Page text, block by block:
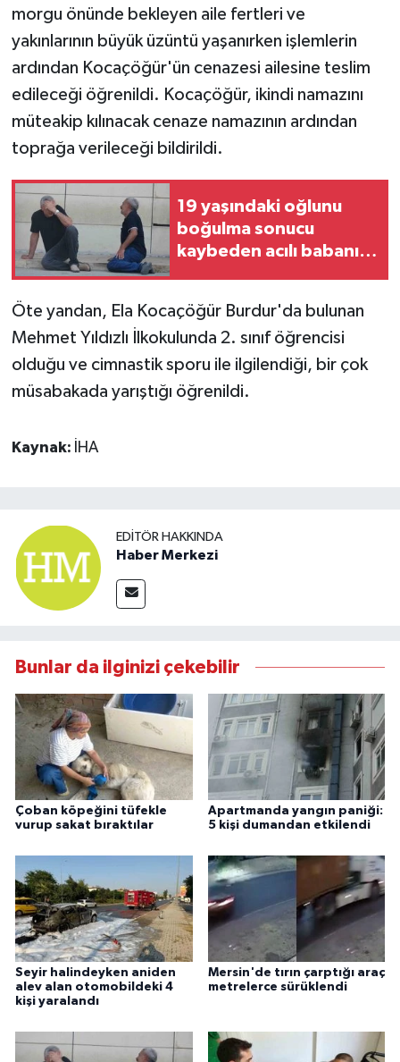
morgu önünde bekleyen aile fertleri ve
yakınlarının büyük üzüntü yaşanırken işlemlerin
ardından Kocaçöğür'ün cenazesi ailesine teslim
edileceği öğrenildi. Kocaçöğür, ikindi namazını
müteakip kılınacak cenaze namazının ardından
toprağa verileceği bildirildi.
19 yaşındaki oğlunu
boğulma sonucu
kaybeden acılı babanın
Öte yandan, Ela Kocaçöğür Burdur'da bulunan
Mehmet Yıldızlı İlkokulunda 2. sınıf öğrencisi
olduğu ve cimnastik sporu ile ilgilendiği, bir çok
müsabakada yarıştığı öğrenildi.
Kaynak: İHA
EDITÖR HAKKINDA
Haber Merkezi
Bunlar da ilginizi çekebilir
Çoban köpeğini tüfekle
vurup sakat bıraktılar
Apartmanda yangın paniği:
5 kişi dumandan etkilendi
Seyir halindeyken aniden
alev alan otomobildeki 4
kişi yaralandı
Mersin'de tırın çarptığı araç
metrelerce sürüklendi